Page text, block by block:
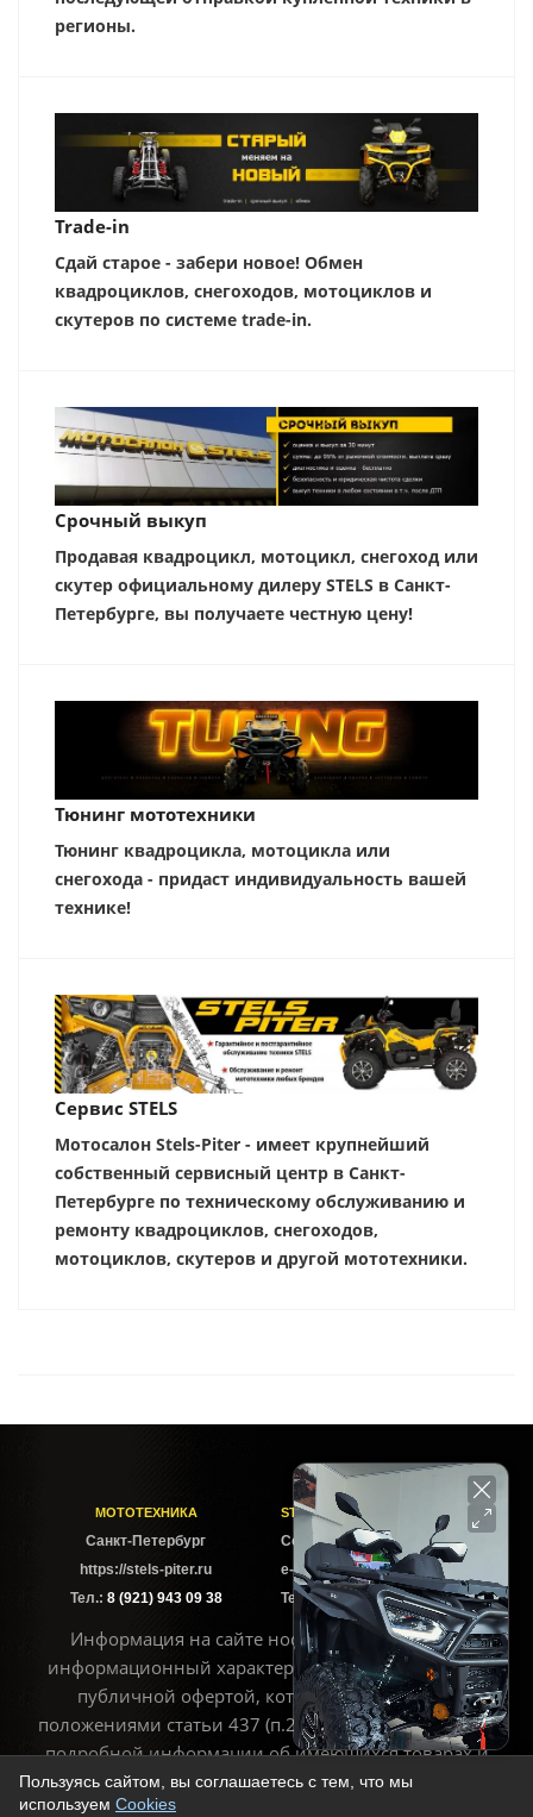
регионы.
Trade-in
Сдай старое - забери новое! Обмен
квадроциклов, снегоходов, мотоциклов и
скутеров по системе trade-in.
Срочный выкуп
Продавая квадроцикл, мотоцикл, снегоход или
скутер официальному дилеру STELS в Санкт-
Петербурге, вы получаете честную цену!
Тюнинг мототехники
Тюнинг квадроцикла, мотоцикла или
снегохода - придаст индивидуальность вашей
технике!
Сервис STELS
Мотосалон Stels-Piter - имеет крупнейший
собственный сервисный центр в Санкт-
Петербурге по техническому обслуживанию и
ремонту квадроциклов, снегоходов,
мотоциклов, скутеров и другой мототехники.
МОТОТЕХНИКА
Cанкт-Петербург
https://stels-piter.ru
Тел.: 8 (921) 943 09 38
STELS-PITER СОФИЙСКАЯ
Софийская ул. 6Б
e-mail: sales@stels-piter.ru
Тел.:8 (921) 943 09 38
Информация на сайте носит исключительно
информационный характер и не может считаться
публичной офертой, которая определяется
положениями статьи 437 (п.2) ГК РФ. Для получения
подробной информации об имеющихся товарах и
ценах воспользуйтесь контактами, указанными на
Пользуясь сайтом, вы соглашаетесь с тем, что мы
используем Cookies